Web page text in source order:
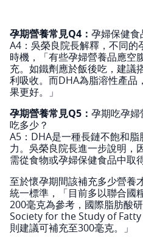
孕期營養常見Q4： 孕婦保健食
A4：吳榮良院長解釋，不同的
時機，「有些孕婦營養品應空
充。如鐵劑應於飯後吃，建議
利吸收。而DHA為脂溶性產品
果更好。」
孕期營養常見Q5： 孕期吃孕
吃多少？
A5：DHA是一種長鏈不飽和
力。吳榮良院長進一步說明，
需從食物或孕婦保健食品中取
至於懷孕期間該補充多少營養
統一標準，「目前多以聯合國
200毫克為參考，國際脂肪酸
Society for the Study of Fatty
則建議可補充至300毫克。」